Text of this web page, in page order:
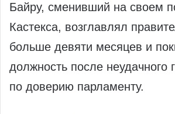
Байру, сменивший на своем
Кастекса, возглавлял
больше девяти месяцев и
должность после неудачного
по доверию парламенту.